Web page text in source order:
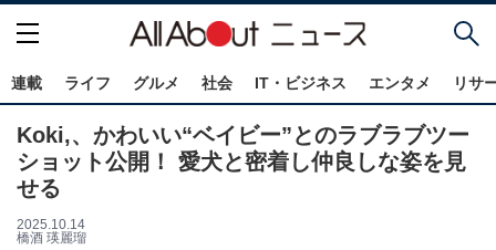
連載 ライフ グルメ 社会 IT・ビジネス エンタメ リサ
Koki,、かわいい“ベイビー”とのラブラブツー
ショット公開！ 愛犬と密着し仲良しな姿を見
せる
2025.10.14
橋酒 瑛麗瑠